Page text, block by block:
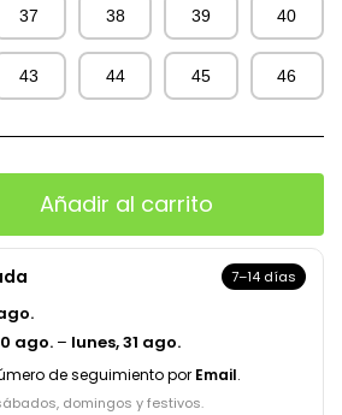
37 38 39 40
43 44 45 46
Añadir al carrito
7–14 días
ago. – lunes, 31 ago.
de seguimiento por Email.
domingos y festivos.